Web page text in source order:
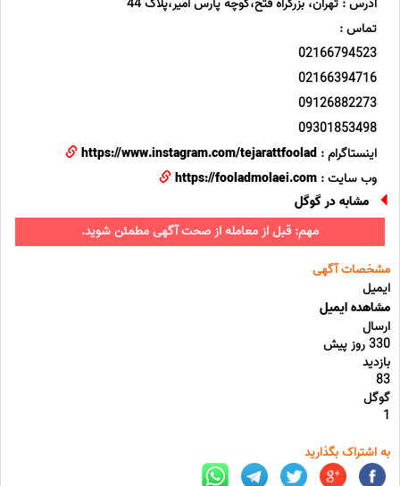
تماس :
02166794523
02166394716
09126882273
09301853498
اینستاگرام : https://www.instagram.com/tejarattfoolad
وب سایت : https://fooladmolaei.com
مشابه در گوگل
مهم: قبل از معامله از صحت آگهی مطمئن شوید.
مشخصات آگهی
ایمیل
مشاهده ایمیل
ارسال
330 روز پیش
بازدید
83
گوگل
1
به اشتراک بگذارید